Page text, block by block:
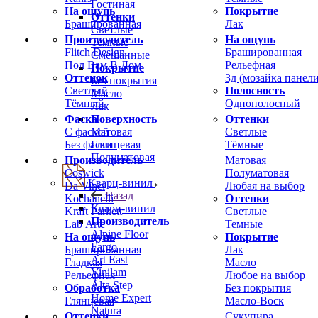
На ощупь
Брашированная
Покрытие
Лак
Производитель
Flitch Design
Пол Вам В Дом
Оттенок
Светлый
Тёмный
На ощупь
Брашированная
Рельефная
3д (мозайка
Полосность
Однополосный
Фаска
С фаской
Без фаски
Оттенки
Светлые
Тёмные
Производитель
Coswick
Da Vinci
Kochanelli
Kraft Parkett
Lab Arte
На ощупь
Брашированная
Гладкая
Рельефная
Обработка
Глянцевая
Матовая
Полуматовая
Любая на выбор
Оттенки
Светлые
Темные
Покрытие
Лак
Масло
Любое на выбор
Без покрытия
Масло-Воск
Гостиная
Оттенки
Светлые
Темные
Смешанные
Покрытие
Без покрытия
Масло
Лак
Поверхность
Матовая
Глянцевая
Полуматовая
Кварц-винил
Назад
Кварц-винил
Производитель
Alpine Floor
Fargo
Art East
Vinilam
Alta Step
Home Expert
Natura